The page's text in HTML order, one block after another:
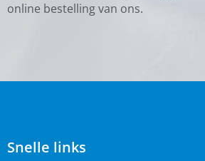
online bestelling van ons.
Snelle links